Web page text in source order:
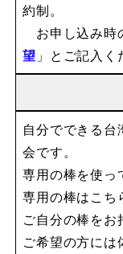
約制。
お申し込み時
望 」とご記入く
自分でできる台
会です。
専用の棒を使っ
専用の棒はこち
ご自分の棒をお
ご希望の方には